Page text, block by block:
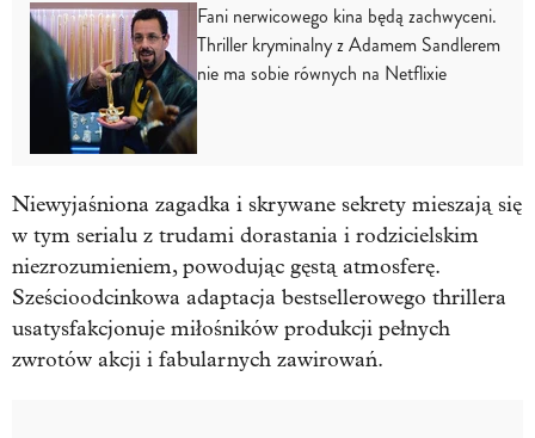
Fani nerwicowego kina będą zachwyceni.
Thriller kryminalny z Adamem Sandlerem
nie ma sobie równych na Netflixie
Niewyjaśniona zagadka i skrywane sekrety mieszają się
w tym serialu z trudami dorastania i rodzicielskim
niezrozumieniem, powodując gęstą atmosferę.
Sześcioodcinkowa adaptacja bestsellerowego thrillera
usatysfakcjonuje miłośników produkcji pełnych
zwrotów akcji i fabularnych zawirowań.